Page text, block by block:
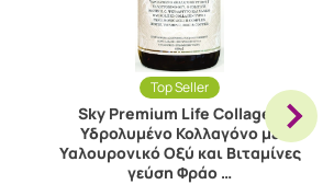
Top Seller
Sky Premium Life Collagen
Υδρολυμένο Κολλαγόνο με
Υαλουρονικό Οξύ και Βιταμίνες
γεύση Φράο …